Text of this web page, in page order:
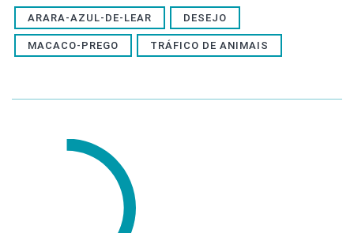
ARARA-AZUL-DE-LEAR DESEJO
MACACO-PREGO TRÁFICO DE ANIMAIS